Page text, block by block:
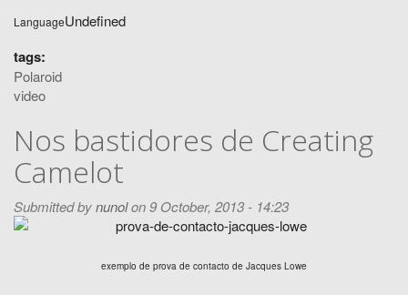
LanguageUndefined
tags:
Polaroid
video
Nos bastidores de Creating
Camelot
Submitted bynunolon 9 October, 2013 - 14:23
exemplo de prova de contacto de Jacques Lowe